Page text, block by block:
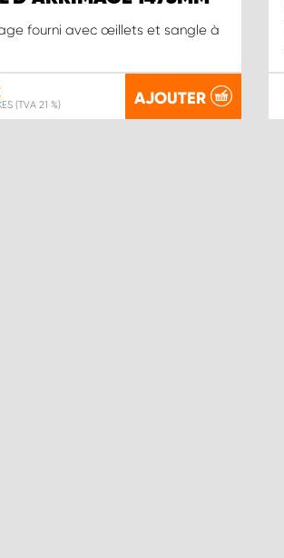
fourni avec œillets et sangle à
(TVA 21 %) AJOUTER